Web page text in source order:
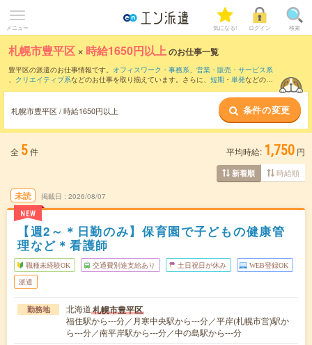
メニュー 気になる! ログイン 検索
札幌市豊平区 × 時給1650円以上のお仕事一覧
豊平区の派遣のお仕事情報です。 オフィスワーク・事務系、 営業・販売・サービス系
、 クリエイティブ系などのお仕事を取り揃えています。さらに、 短期 ・ 単発などの期
札幌市豊平区 / 時給1650円以上 条件の変更
全 5件 平均時給: 1,750 円
新着順 時給順
未読
NEW
掲載日 2026/08/07
【週2～＊日勤のみ】保育園で子どもの健康管
理など＊看護師
職種未経験OK 交通費別途支給あり 土日祝日が休み WEB登録OK
派遣
勤務地 北海道札幌市豊平区
福住駅から---分／月寒中央駅から---分／平岸(札幌市営)駅か
ら---分／南平岸駅から---分／中の島駅から---分